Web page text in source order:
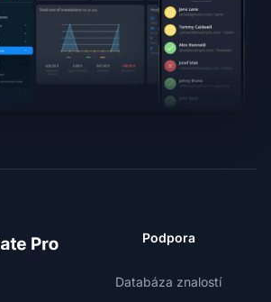
Podpora
Databáza znalostí